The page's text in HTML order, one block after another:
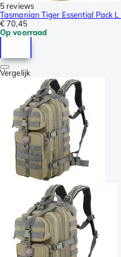
5 reviews
Tasmanian Tiger Essential Pack
€ 70,45
Op voorraad
Vergelijk